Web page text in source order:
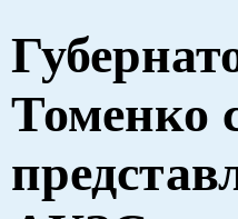
Томенко